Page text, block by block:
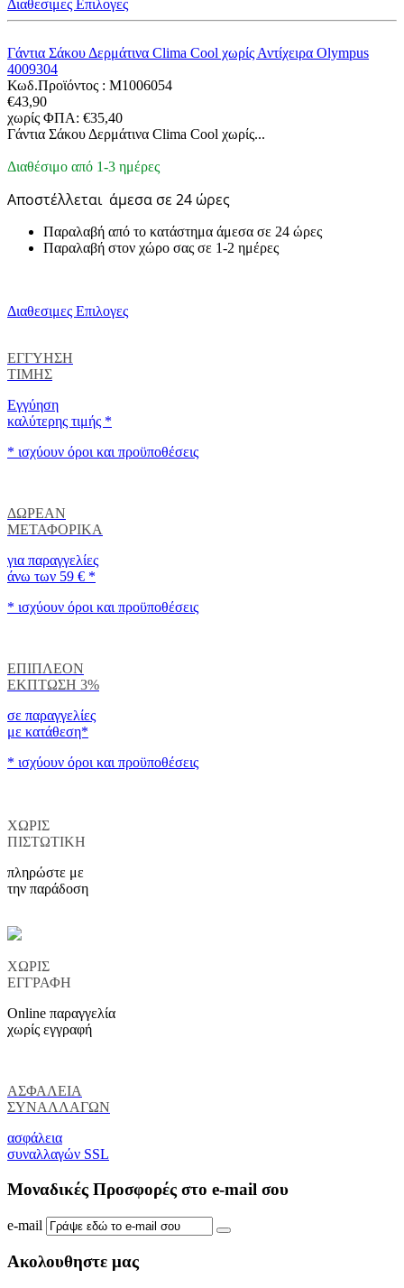
Διαθεσιμες Επιλογες
Γάντια Σάκου Δερμάτινα Clima Cool χωρίς Αντίχειρα Olympus
4009304
Κωδ.Προϊόντος : M1006054
€43,90
χωρίς ΦΠΑ: €35,40
Γάντια Σάκου Δερμάτινα Clima Cool χωρίς...
Διαθέσιμο από 1-3 ημέρες
Αποστέλλεται άμεσα σε 24 ώρες
Παραλαβή από το κατάστημα άμεσα σε 24 ώρες
Παραλαβή στον χώρο σας σε 1-2 ημέρες
Διαθεσιμες Επιλογες
ΕΓΓΥΗΣΗ
ΤΙΜΗΣ
Εγγύηση
καλύτερης τιμής *
* ισχύουν όροι και προϋποθέσεις
ΔΩΡΕΑΝ
ΜΕΤΑΦΟΡΙΚΑ
για παραγγελίες
άνω των 59 € *
* ισχύουν όροι και προϋποθέσεις
ΕΠΙΠΛΕΟΝ
ΕΚΠΤΩΣΗ 3%
σε παραγγελίες
με κατάθεση*
* ισχύουν όροι και προϋποθέσεις
ΧΩΡΙΣ
ΠΙΣΤΩΤΙΚΗ
πληρώστε με
την παράδοση
ΧΩΡΙΣ
ΕΓΓΡΑΦΗ
Online παραγγελία
χωρίς εγγραφή
ΑΣΦΑΛΕΙΑ
ΣΥΝΑΛΛΑΓΩΝ
ασφάλεια
συναλλαγών SSL
Μοναδικές Προσφορές στο e-mail σου
e-mail
Ακολουθηστε μας